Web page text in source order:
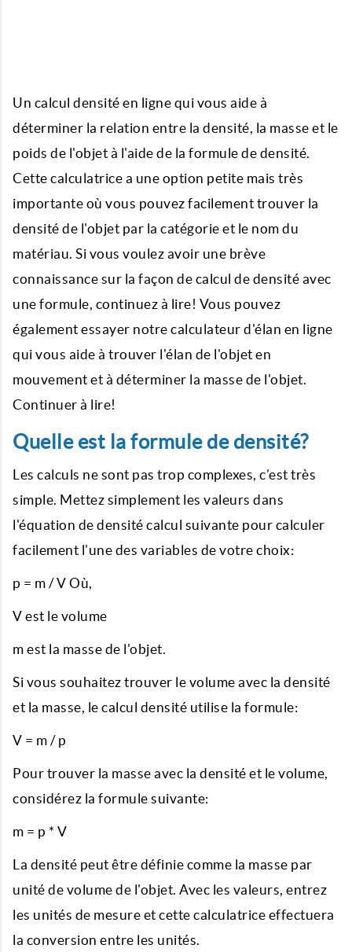
Un calcul densité en ligne qui vous aide à
déterminer la relation entre la densité, la masse et le
poids de l'objet à l'aide de la formule de densité.
Cette calculatrice a une option petite mais très
importante où vous pouvez facilement trouver la
densité de l'objet par la catégorie et le nom du
matériau. Si vous voulez avoir une brève
connaissance sur la façon de calcul de densité avec
une formule, continuez à lire! Vous pouvez
également essayer notre calculateur d'élan en ligne
qui vous aide à trouver l'élan de l'objet en
mouvement et à déterminer la masse de l'objet.
Continuer à lire!
Quelle est la formule de densité?
Les calculs ne sont pas trop complexes, c’est très
simple. Mettez simplement les valeurs dans
l'équation de densité calcul suivante pour calculer
facilement l'une des variables de votre choix:
p = m / V Où,
V est le volume
m est la masse de l'objet.
Si vous souhaitez trouver le volume avec la densité
et la masse, le calcul densité utilise la formule:
V = m / p
Pour trouver la masse avec la densité et le volume,
considérez la formule suivante:
m = p * V
La densité peut être définie comme la masse par
unité de volume de l'objet. Avec les valeurs, entrez
les unités de mesure et cette calculatrice effectuera
la conversion entre les unités.